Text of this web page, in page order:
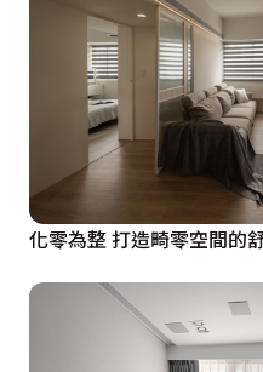
化零為整 打造畸零空間的